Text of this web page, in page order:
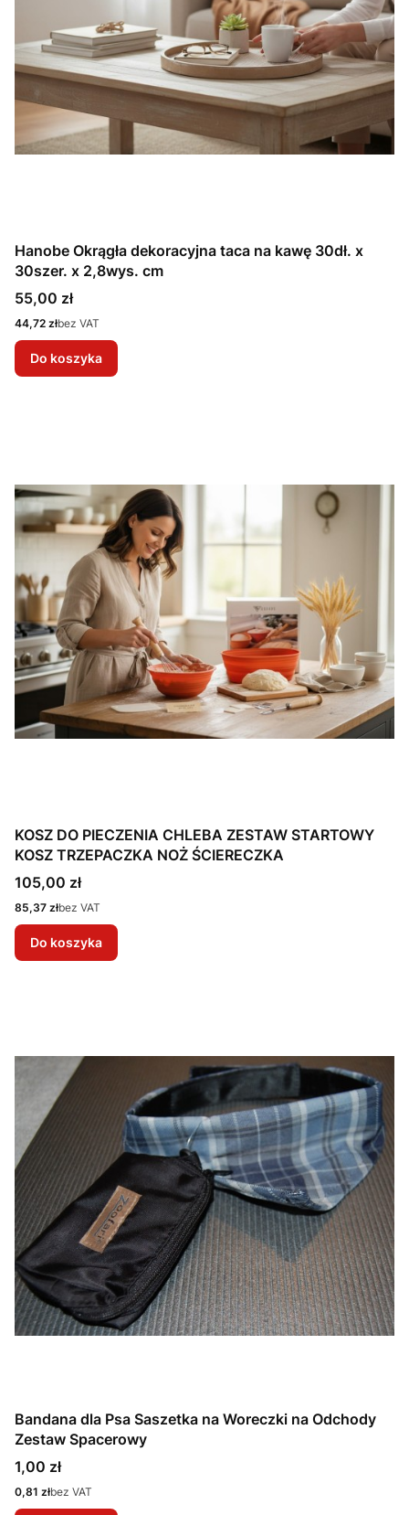
Hanobe Okrągła dekoracyjna taca na kawę 30dł. x
30szer. x 2,8wys. cm
Cena
55,00 zł
Cena
44,72 złbez VAT
Do koszyka
KOSZ DO PIECZENIA CHLEBA ZESTAW STARTOWY
KOSZ TRZEPACZKA NOŻ ŚCIERECZKA
Cena
105,00 zł
Cena
85,37 złbez VAT
Do koszyka
Bandana dla Psa Saszetka na Woreczki na Odchody
Zestaw Spacerowy
Cena
1,00 zł
Cena
0,81 złbez VAT